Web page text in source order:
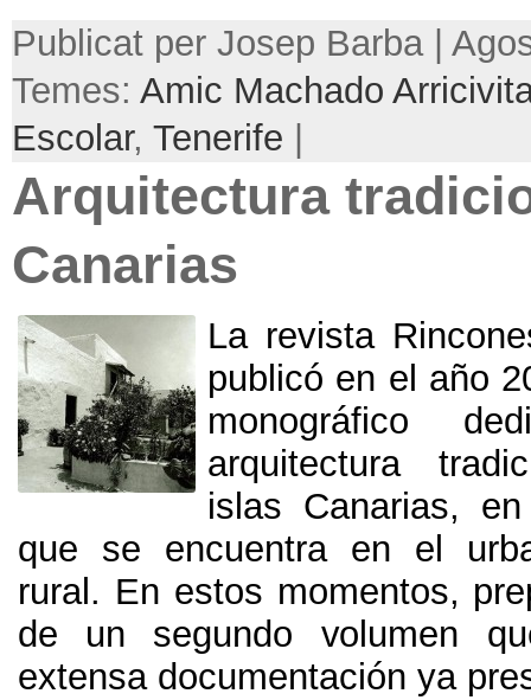
Publicat per Josep Barba |
Temes: Amic Machado
Escolar, Tenerife
Arquitectura
Canarias
La revista
publicó en el año
monográfico
arquitectura
islas Canarias,
que se encuentra en el
rural . En estos momentos,
de un segundo volumen
extensa documentación ya